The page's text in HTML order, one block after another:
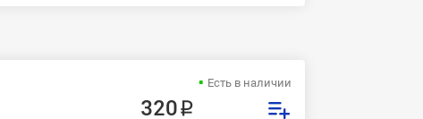
Есть в наличии
320 ₽